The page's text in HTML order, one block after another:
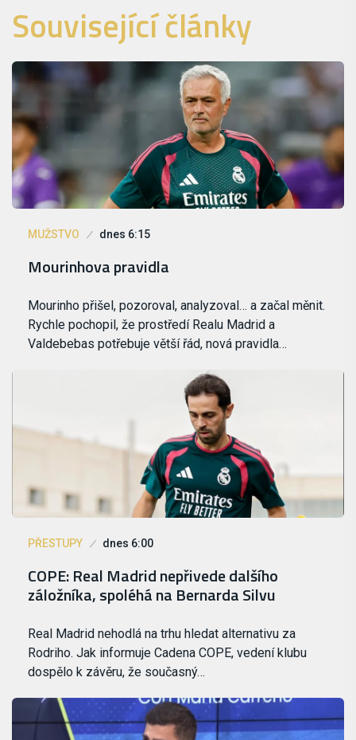
Související články
MUŽSTVO dnes 6:15
Mourinhova pravidla
Mourinho přišel, pozoroval, analyzoval… a začal měnit.
Rychle pochopil, že prostředí Realu Madrid a
Valdebebas potřebuje větší řád, nová pravidla…
PŘESTUPY dnes 6:00
COPE: Real Madrid nepřivede dalšího
záložníka, spoléhá na Bernarda Silvu
Real Madrid nehodlá na trhu hledat alternativu za
Rodriho. Jak informuje Cadena COPE, vedení klubu
dospělo k závěru, že současný…